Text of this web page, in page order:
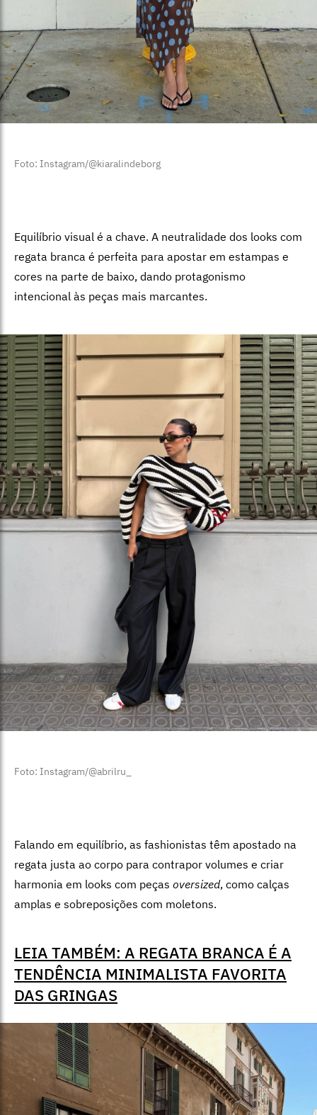
Foto: Instagram/@kiaralindeborg
Equilíbrio visual é a chave. A neutralidade dos looks com
regata branca é perfeita para apostar em estampas e
cores na parte de baixo, dando protagonismo
intencional às peças mais marcantes.
Foto: Instagram/@abrilru_
Falando em equilíbrio, as fashionistas têm apostado na
regata justa ao corpo para contrapor volumes e criar
harmonia em looks com peças oversized, como calças
amplas e sobreposições com moletons.
LEIA TAMBÉM: A REGATA BRANCA É A
TENDÊNCIA MINIMALISTA FAVORITA
DAS GRINGAS